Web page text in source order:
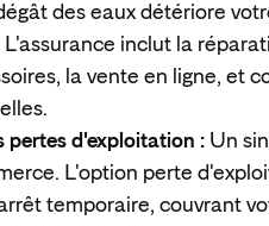
des eaux détériore
inclut la
la vente en ligne, et
pertes d'exploitation : Un
L'option perte
temporaire, couvrant